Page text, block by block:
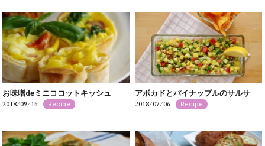
お味噌deミニココットキッシュ
2018/09/16 Recipe
アボカドとパイナップルのサルサ
2018/07/06 Recipe